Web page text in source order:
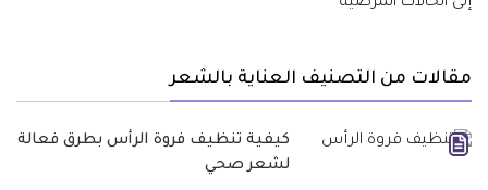
مقالات من التصنيف العناية بالشعر
كيفية تنظيف فروة الرأس بطرق فعالة
لشعر صحي